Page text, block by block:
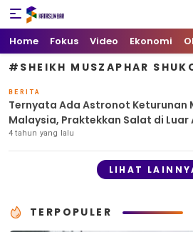
Kata Sumbar
Berita Sumbar Hari Ini
Home Fokus Video Ekonomi
#SHEIKH MUSZAPHAR
BERITA
Ternyata Ada Astronot Keturunan
Malaysia, Praktekkan Salat di Luar
4 tahun yang lalu
LIHAT
TERPOPULER